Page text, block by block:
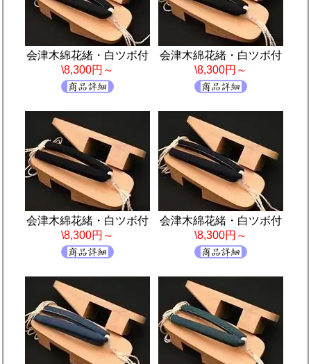
会津木綿花緒・白ツボ付
\8,300円～
会津木綿花緒・白ツボ付
\8,300円～
会津木綿花緒・白ツボ付
\8,300円～
会津木綿花緒・白ツボ付
\8,300円～